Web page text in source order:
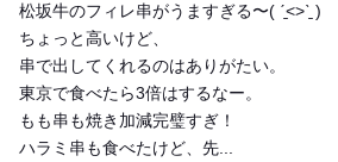
松坂牛のフィレ串がうますぎる〜( ˊ̱˂˃ˋ̱ )
ちょっと高いけど、
串で出してくれるのはありがたい。
東京で食べたら3倍はするなー。
もも串も焼き加減完璧すぎ！
ハラミ串も食べたけど、先...